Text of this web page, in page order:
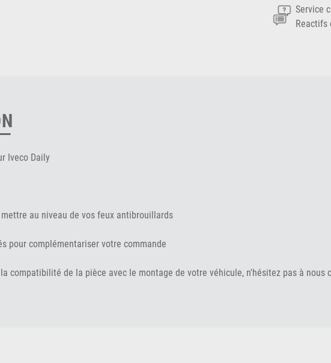
Service
Reactifs
Iveco Daily
au niveau de vos feux antibrouillards
pour complémentariser votre commande
compatibilité de la pièce avec le montage de votre véhicule, n'hésitez pas à nous